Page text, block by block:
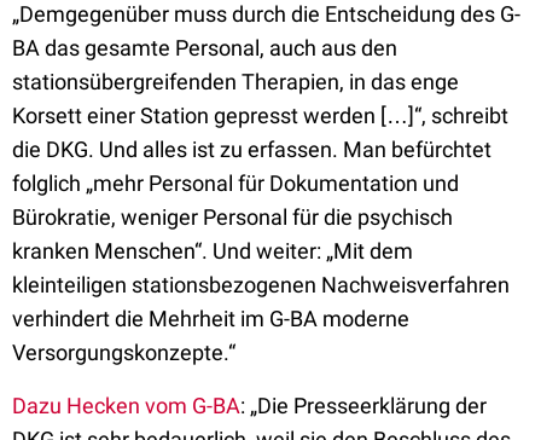
„Demgegenüber muss durch die Entscheidung des G-
BA das gesamte Personal, auch aus den
stationsübergreifenden Therapien, in das enge
Korsett einer Station gepresst werden […]“, schreibt
die DKG. Und alles ist zu erfassen. Man befürchtet
folglich „mehr Personal für Dokumentation und
Bürokratie, weniger Personal für die psychisch
kranken Menschen“. Und weiter: „Mit dem
kleinteiligen stationsbezogenen Nachweisverfahren
verhindert die Mehrheit im G-BA moderne
Versorgungskonzepte.“
Dazu Hecken vom G-BA: „Die Presseerklärung der